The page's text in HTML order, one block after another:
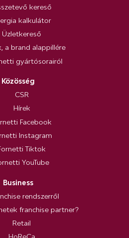
kereső
kalkulátor
Üzletkereső
a brand alappillére
gyártósorairól
Közösség
CSR
Hírek
Facebook
Instagram
Tiktok
YouTube
Business
rendszerről
franchise partner?
Retail